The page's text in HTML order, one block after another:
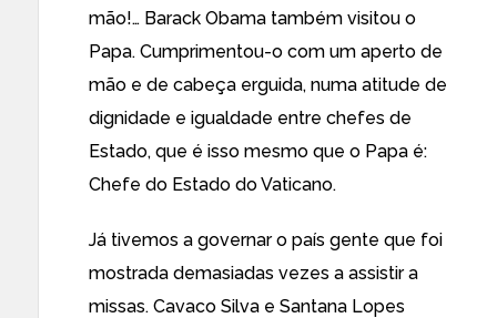
mão!… Barack Obama também visitou o
Papa. Cumprimentou-o com um aperto de
mão e de cabeça erguida, numa atitude de
dignidade e igualdade entre chefes de
Estado, que é isso mesmo que o Papa é:
Chefe do Estado do Vaticano.
Já tivemos a governar o país gente que foi
mostrada demasiadas vezes a assistir a
missas. Cavaco Silva e Santana Lopes